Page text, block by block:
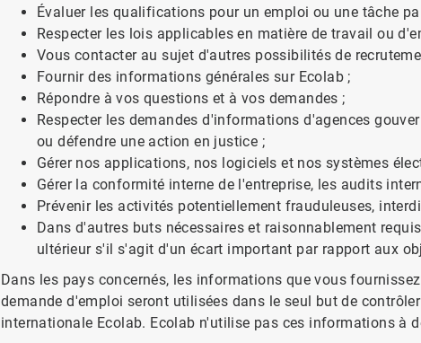
Évaluer les qualifications pour un emploi ou une tâche
Respecter les lois applicables en matière de travail ou
Vous contacter au sujet d'autres possibilités de
Fournir des informations générales sur Ecolab ;
Répondre à vos questions et à vos demandes ;
Respecter les demandes d'informations d'agences
ou défendre une action en justice ;
Gérer nos applications, nos logiciels et nos systèmes
Gérer la conformité interne de l'entreprise, les audits
Prévenir les activités potentiellement frauduleuses,
Dans d'autres buts nécessaires et raisonnablement
ultérieur s'il s'agit d'un écart important par rapport aux
Dans les pays concernés, les informations que vous
demande d'emploi seront utilisées dans le seul but de
internationale Ecolab. Ecolab n'utilise pas ces informations à